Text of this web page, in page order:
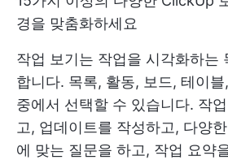
경을 맞춤화하세요
작업 보기는 작업을 시각화하는
합니다. 목록, 활동, 보드, 테이
중에서 선택할 수 있습니다. 작
고, 업데이트를 작성하고, 다양
에 맞는 질문을 하고, 작업 요약